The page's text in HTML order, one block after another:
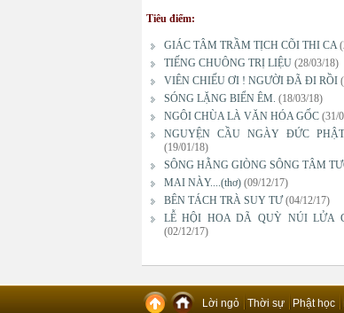
Tiêu điểm:
GIÁC TÂM TRẦM TỊCH CÕI THI CA
TIẾNG CHUÔNG TRỊ LIỆU (28/03/18)
VIÊN CHIẾU ƠI ! NGƯỜI ĐÃ ĐI RỒI
SÓNG LẶNG BIỂN ÊM. (18/03/18)
NGÔI CHÙA LÀ VĂN HÓA GỐC (31/
NGUYỆN CẦU NGÀY ĐỨC
(19/01/18)
SÔNG HẰNG GIÒNG SÔNG TÂM
MAI NÀY....(thơ) (09/12/17)
BÊN TÁCH TRÀ SUY TƯ (04/12/17)
LỄ HỘI HOA DÃ QUỲ NÚI LỬA
(02/12/17)
Lời ngỏ Thời sự Phật học